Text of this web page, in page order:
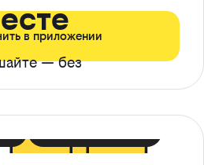
— без
в приложении